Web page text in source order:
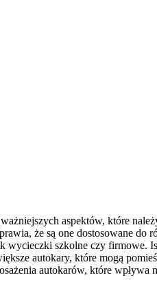
aspektów, które
że są one dostosowane
szkolne czy firmowe.
autokary, które mogą
autokarów, które wpływa